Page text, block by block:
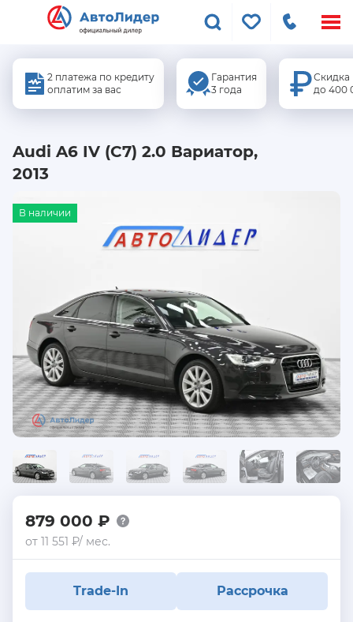
2 платежа по кредиту
оплатим за вас
Гарантия
3 года
Скидка
до 400
Audi A6 IV (C7) 2.0 Вариатор,
2013
В наличии
879 000 ₽
от 11 551 ₽/ мес.
Trade-In Рассрочка